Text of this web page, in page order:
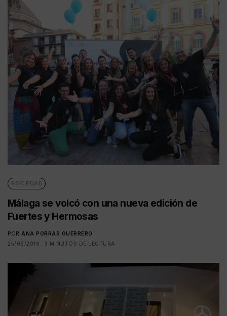
SOCIEDAD
Málaga se volcó con una nueva edición de
Fuertes y Hermosas
POR ANA PORRAS GUERRERO
25/09/2016
3 MINUTOS DE LECTURA